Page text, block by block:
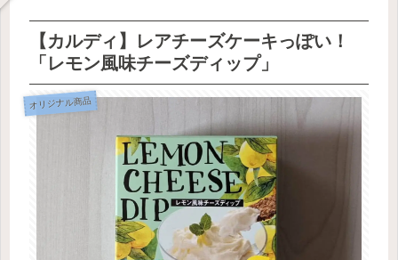
【カルディ】レアチーズケーキっぽい！
「レモン風味チーズディップ」
オリジナル商品